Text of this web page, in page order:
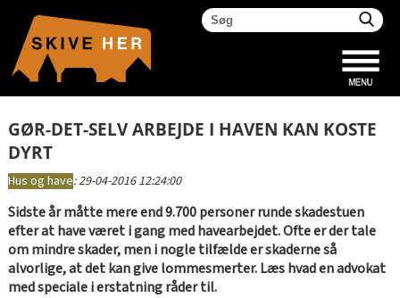
GØR-DET-SELV ARBEJDE I HAVEN KAN KOSTE
DYRT
Hus og have:29-04-2016 12:24:00
Sidste år måtte mere end 9.700 personer runde skadestuen
efter at have været i gang med havearbejdet. Ofte er der tale
om mindre skader, men i nogle tilfælde er skaderne så
alvorlige, at det kan give lommesmerter. Læs hvad en advokat
med speciale i erstatning råder til.